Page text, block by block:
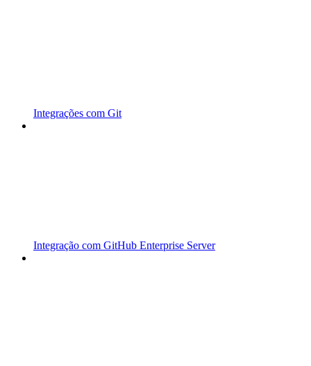
Integrações com Git
Integração com GitHub Enterprise Server